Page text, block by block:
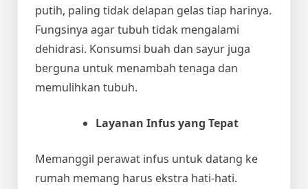
putih, paling tidak delapan gelas tiap harinya.
Fungsinya agar tubuh tidak mengalami
dehidrasi. Konsumsi buah dan sayur juga
berguna untuk menambah tenaga dan
memulihkan tubuh.
Layanan Infus yang Tepat
Memanggil perawat infus untuk datang ke
rumah memang harus ekstra hati-hati.